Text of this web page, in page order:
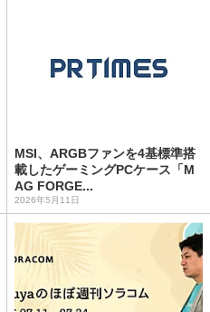
MSI、ARGBファンを4基標準搭
載したゲーミングPCケース「M
AG FORGE...
2026年5月11日